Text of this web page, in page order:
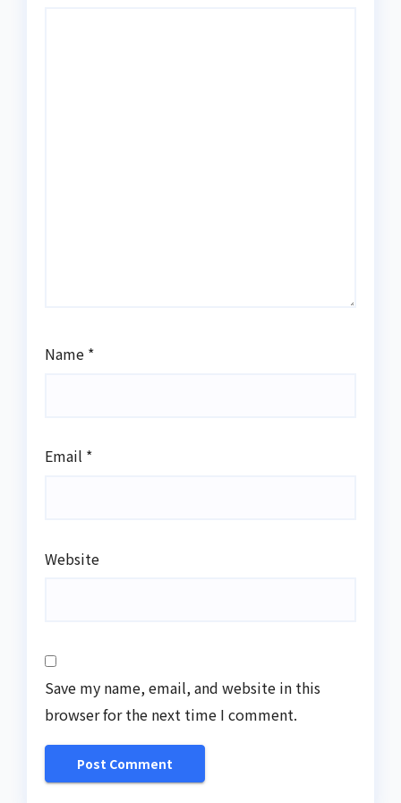
Name *
Email *
Website
Save my name, email, and website in this
browser for the next time I comment.